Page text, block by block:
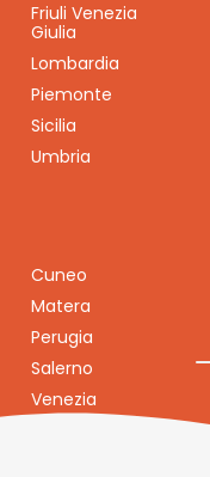
Friuli Venezia
Giulia
Lombardia
Piemonte
Sicilia
Umbria
Cuneo
Matera
Perugia
Salerno
Venezia